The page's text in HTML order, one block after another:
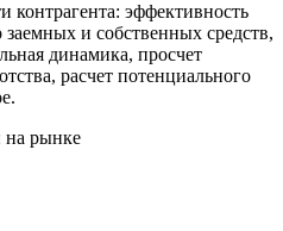
контрагента: эффективность
и собственных средств,
динамика, просчет
расчет потенциального
на рынке